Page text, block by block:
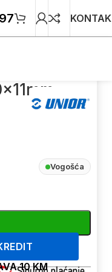
Vogošća
10 KM